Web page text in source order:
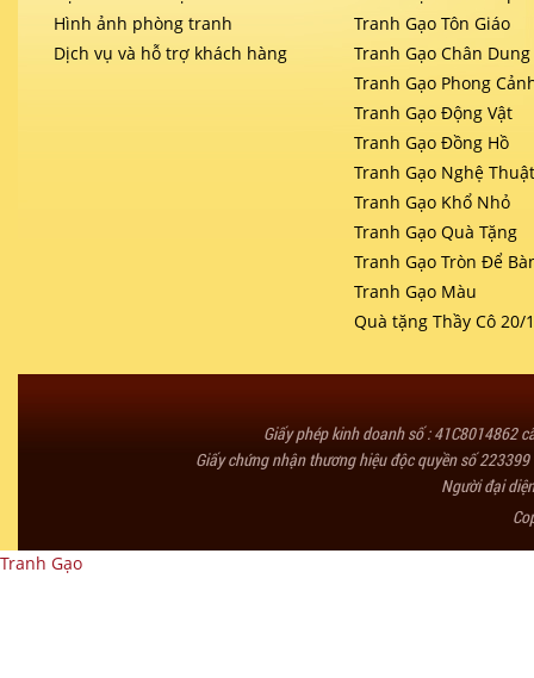
Hình ảnh phòng tranh
Dịch vụ và hỗ trợ khách hàng
Tranh Gạo Tôn Giáo
Tranh Gạo Chân Dung
Tranh Gạo Phong
Tranh Gạo Động Vật
Tranh Gạo Đồng Hồ
Tranh Gạo Nghệ
Tranh Gạo Khổ Nhỏ
Tranh Gạo Quà Tặng
Tranh Gạo Tròn Để
Tranh Gạo Màu
Quà tặng Thầy Cô 20/
Giấy phép kinh doanh số : 41C8014862
Giấy chứng nhận thương hiệu độc quyền số
Người đại
Tranh Gạo